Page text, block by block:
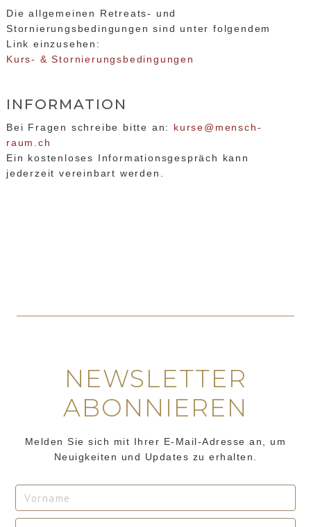
Die allgemeinen Retreats- und
Stornierungsbedingungen sind unter folgendem
Link einzusehen:
Kurs- & Stornierungsbedingungen
INFORMATION
Bei Fragen schreibe bitte an: kurse@mensch-
raum.ch
Ein kostenloses Informationsgespräch kann
jederzeit vereinbart werden.
NEWSLETTER
ABONNIEREN
Melden Sie sich mit Ihrer E-Mail-Adresse an, um
Neuigkeiten und Updates zu erhalten.